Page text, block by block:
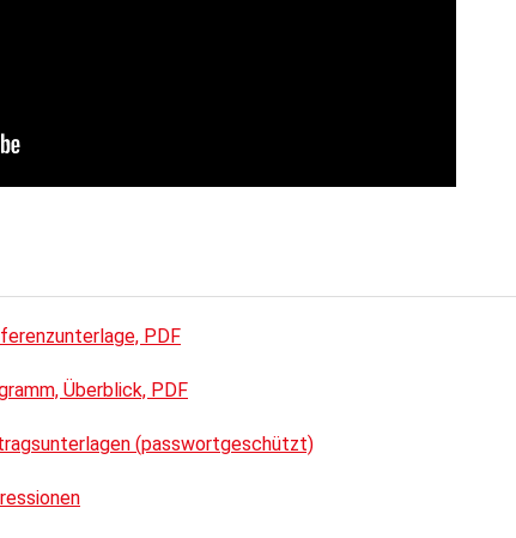
PDF
Überblick, PDF
(passwortgeschützt)